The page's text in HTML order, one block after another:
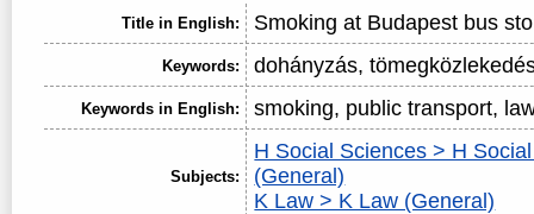
Title in English: Smoking at Budapest bus
Keywords: dohányzás,
Keywords in English: smoking, public transport,
Subjects:
H Social Sciences > H
(General)
K Law > K Law (General)